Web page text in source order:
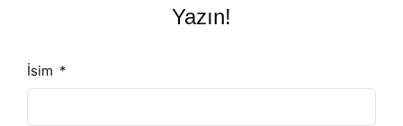
Yazın!
İsim